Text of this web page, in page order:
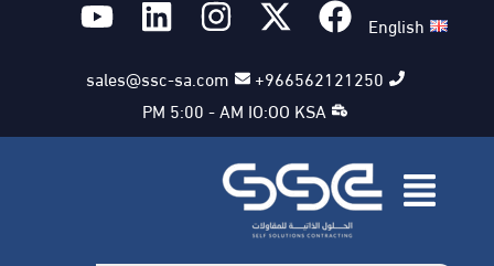
English
966562121250+
sales@ssc-sa.com
PM 5:00 - AM IO:OO KSA